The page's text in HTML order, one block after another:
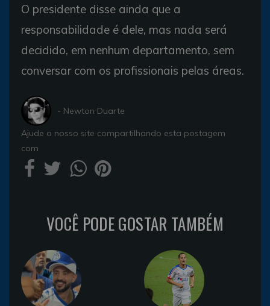
O presidente disse ainda que a
responsabilidade é dele, mas nada será
decidido, em nenhum departamento, sem
conversar com os profissionais pelas áreas.
- Newton Duarte
Ajude o nosso site compartilhando esta postagem
com
VOCÊ PODE GOSTAR TAMBÉM